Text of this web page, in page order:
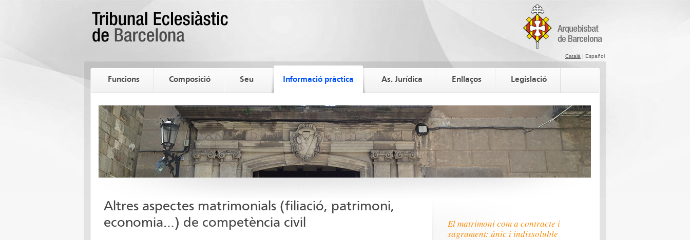
Català | Español
Funcions Composició Seu Informació pràctica As. Jurídica Enllaços Legislació
Altres aspectes matrimonials (filiació, patrimoni,
economia…) de competència civil
El matrimoni com a contracte i
sagrament: únic i indissoluble